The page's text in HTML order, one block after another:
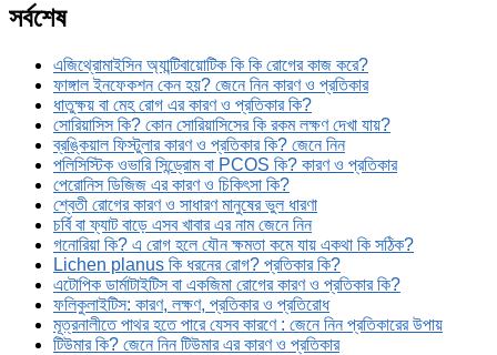
সর্বশেষ
এজিথ্রোমাইসিন অ্যান্টিবায়োটিক কি কি রোগের কাজ করে?
ফাঙ্গাল ইনফেকশন কেন হয়? জেনে নিন কারণ ও প্রতিকার
ধাতুক্ষয় বা মেহ রোগ এর কারণ ও প্রতিকার কি?
সোরিয়াসিস কি? কোন সোরিয়াসিসের কি রকম লক্ষণ দেখা যায়?
ব্রঙ্কিয়াল ফিস্টুলার কারণ ও প্রতিকার কি? জেনে নিন
পলিসিস্টিক ওভারি সিন্ড্রোম বা PCOS কি? কারণ ও প্রতিকার
পেরোনিস ডিজিজ এর কারণ ও চিকিৎসা কি?
শ্বেতী রোগের কারণ ও সাধারণ মানুষের ভুল ধারণা
চর্বি বা ফ্যাট বাড়ে এসব খাবার এর নাম জেনে নিন
গনোরিয়া কি? এ রোগ হলে যৌন ক্ষমতা কমে যায় একথা কি সঠিক?
Lichen planus কি ধরনের রোগ? প্রতিকার কি?
এটোপিক ডার্মাটাইটিস বা একজিমা রোগের কারণ ও প্রতিকার কি?
ফলিকুলাইটিস: কারণ, লক্ষণ, প্রতিকার ও প্রতিরোধ
মূত্রনালীতে পাথর হতে পারে যেসব কারণে : জেনে নিন প্রতিকারের উপায়
টিউমার কি? জেনে নিন টিউমার এর কারণ ও প্রতিকার